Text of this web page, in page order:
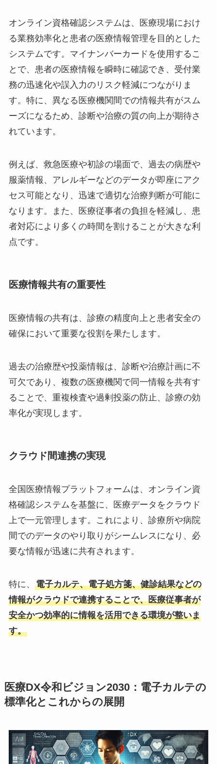
オンライン資格確認システムは、医療現場におけ
る業務効率化と患者の医療情報管理を目的とした
システムです。マイナンバーカードを使用するこ
とで、患者の医療情報を瞬時に確認でき、受付業
務の迅速化や誤入力のリスク軽減につながりま
す。特に、異なる医療機関間での情報共有がスム
ーズになるため、診断や治療の質の向上が期待さ
れています。
例えば、救急医療や初診の場面で、過去の病歴や
服薬情報、アレルギーなどのデータが即座にアク
セス可能となり、迅速で適切な治療判断が可能に
なります。また、医療従事者の負担を軽減し、患
者対応により多くの時間を割けることが大きな利
点です。
医療情報共有の重要性
医療情報の共有は、診療の精度向上と患者安全の
確保において重要な役割を果たします。
過去の治療歴や投薬情報は、診断や治療計画に不
可欠であり、複数の医療機関で同一情報を共有す
ることで、重複検査や過剰投薬の防止、診療の効
率化が実現します。
クラウド間連携の実現
全国医療情報プラットフォームは、オンライン資
格確認システムを基盤に、医療データをクラウド
上で一元管理します。これにより、診療所や病院
間でのデータのやり取りがシームレスになり、必
要な情報が迅速に共有されます。
特に、 電子カルテ、電子処方箋、健診結果などの
情報がクラウドで連携することで、医療従事者が
安全かつ効率的に情報を活用できる環境が整いま
す。
医療DX令和ビジョン2030：電子カルテの
標準化とこれからの展開